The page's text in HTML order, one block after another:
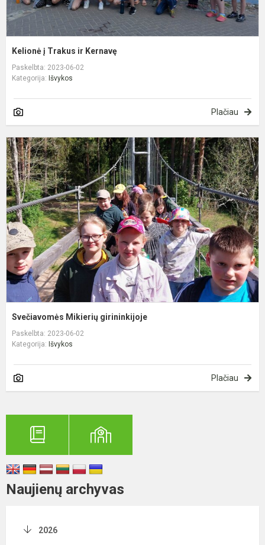
Kelionė į Trakus ir Kernavę
Paskelbta: 2023-06-02
Kategorija: Išvykos
Plačiau
Svečiavomės Mikierių girininkijoje
Paskelbta: 2023-06-02
Kategorija: Išvykos
Plačiau
Naujienų archyvas
2026